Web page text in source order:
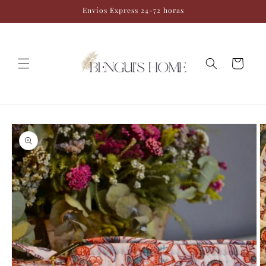
al contenido
Envíos Express 24-72 horas
Carrito
directamente
a la
información
del producto